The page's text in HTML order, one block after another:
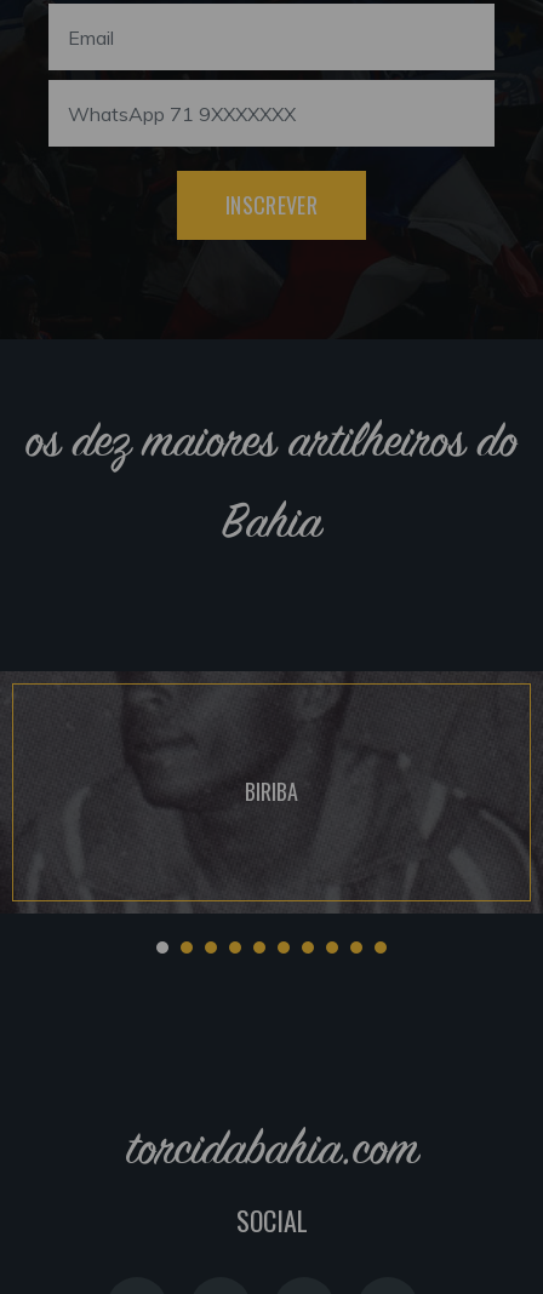
INSCREVER
os dez maiores artilheiros do
Bahia
BIRIBA
torcidabahia.com
SOCIAL